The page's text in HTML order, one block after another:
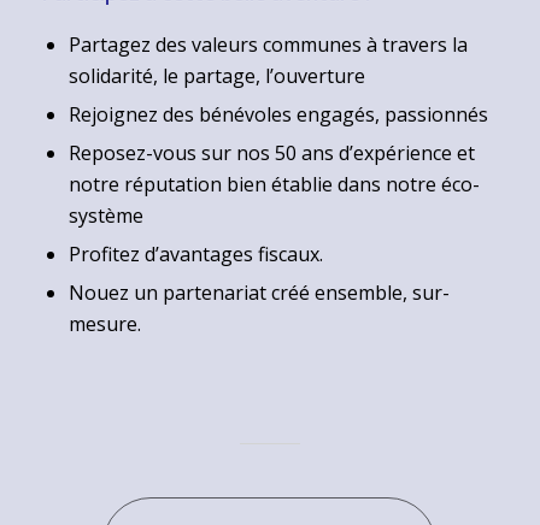
Partagez des valeurs communes à travers la
solidarité, le partage, l’ouverture
Rejoignez des bénévoles engagés, passionnés
Reposez-vous sur nos 50 ans d’expérience et
notre réputation bien établie dans notre éco-
système
Profitez d’avantages fiscaux.
Nouez un partenariat créé ensemble, sur-
mesure.